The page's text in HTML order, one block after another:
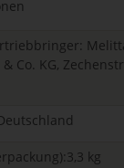
Co. KG,
kg